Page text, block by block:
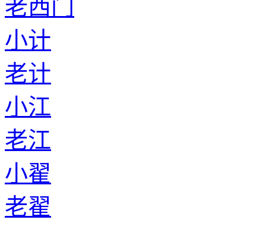
老西门
小计
老计
小江
老江
小翟
老翟